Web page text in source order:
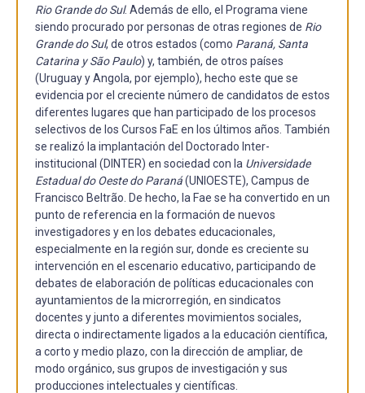
Rio Grande do Sul. Además de ello, el Programa viene
siendo procurado por personas de otras regiones de Rio
Grande do Sul, de otros estados (como Paraná, Santa
Catarina y São Paulo) y, también, de otros países
(Uruguay y Angola, por ejemplo), hecho este que se
evidencia por el creciente número de candidatos de estos
diferentes lugares que han participado de los procesos
selectivos de los Cursos FaE en los últimos años. También
se realizó la implantación del Doctorado Inter-
institucional (DINTER) en sociedad con la Universidade
Estadual do Oeste do Paraná(UNIOESTE), Campus de
Francisco Beltrão. De hecho, la Fae se ha convertido en un
punto de referencia en la formación de nuevos
investigadores y en los debates educacionales,
especialmente en la región sur, donde es creciente su
intervención en el escenario educativo, participando de
debates de elaboración de políticas educacionales con
ayuntamientos de la microrregión, en sindicatos
docentes y junto a diferentes movimientos sociales,
directa o indirectamente ligados a la educación científica,
a corto y medio plazo, con la dirección de ampliar, de
modo orgánico, sus grupos de investigación y sus
producciones intelectuales y científicas.